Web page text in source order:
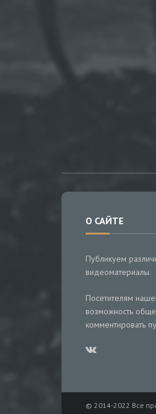
О САЙТЕ
Публикуем
видеоматериалы.
Посетителям
возможность
комментировать
© 2014-2022 Все